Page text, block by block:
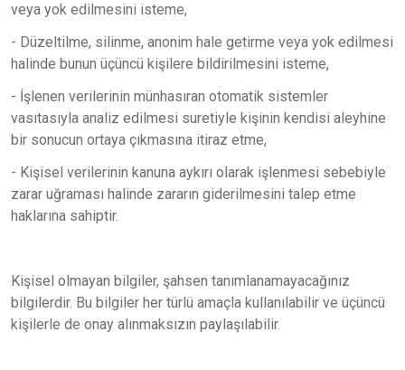
veya yok edilmesini isteme,
- Düzeltilme, silinme, anonim hale getirme veya yok edilmesi
halinde bunun üçüncü kişilere bildirilmesini isteme,
- İşlenen verilerinin münhasıran otomatik sistemler
vasıtasıyla analiz edilmesi suretiyle kişinin kendisi aleyhine
bir sonucun ortaya çıkmasına itiraz etme,
- Kişisel verilerinin kanuna aykırı olarak işlenmesi sebebiyle
zarar uğraması halinde zararın giderilmesini talep etme
haklarına sahiptir.
Kişisel olmayan bilgiler, şahsen tanımlanamayacağınız
bilgilerdir. Bu bilgiler her türlü amaçla kullanılabilir ve üçüncü
kişilerle de onay alınmaksızın paylaşılabilir.